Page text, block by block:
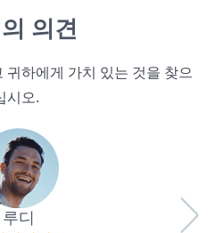
의견
하에게 가치 있는 것을 찾으
시오.
루디
모